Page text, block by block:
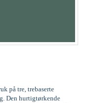
på tre, trebaserte
Den hurtigtørkende